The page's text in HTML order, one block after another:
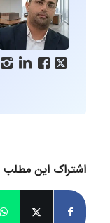
   
اشتراک این مطلب